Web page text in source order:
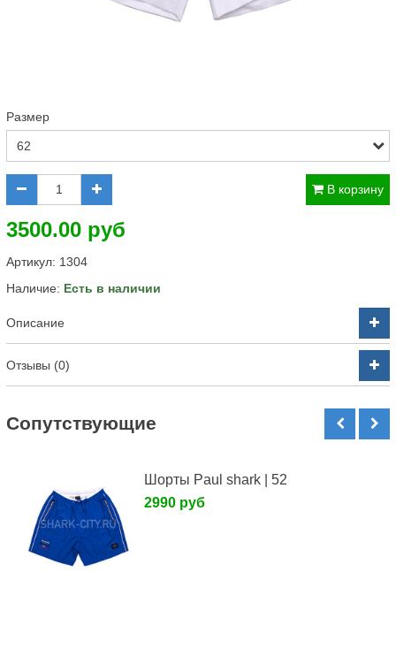
Размер
В корзину
3500.00 руб
Артикул: 1304
Наличие: Есть в наличии
Описание
Отзывы (0)
Cопутствующие
Шорты Paul shark | 52
2990 руб